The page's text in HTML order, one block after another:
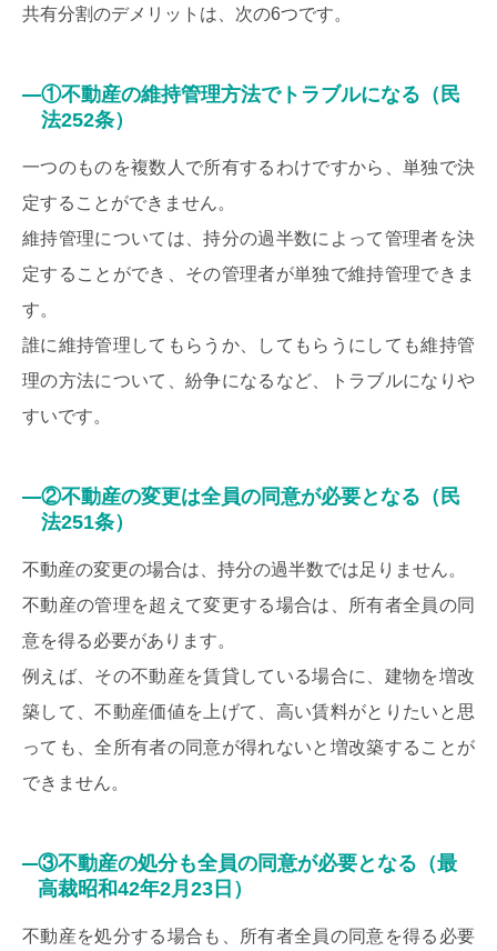
共有分割のデメリットは、次の6つです。
①不動産の維持管理方法でトラブルになる（民
法252条）
一つのものを複数人で所有するわけですから、単独で決
定することができません。
維持管理については、持分の過半数によって管理者を決
定することができ、その管理者が単独で維持管理できま
す。
誰に維持管理してもらうか、してもらうにしても維持管
理の方法について、紛争になるなど、トラブルになりや
すいです。
②不動産の変更は全員の同意が必要となる（民
法251条）
不動産の変更の場合は、持分の過半数では足りません。
不動産の管理を超えて変更する場合は、所有者全員の同
意を得る必要があります。
例えば、その不動産を賃貸している場合に、建物を増改
築して、不動産価値を上げて、高い賃料がとりたいと思
っても、全所有者の同意が得れないと増改築することが
できません。
③不動産の処分も全員の同意が必要となる（最
高裁昭和42年2月23日）
不動産を処分する場合も、所有者全員の同意を得る必要